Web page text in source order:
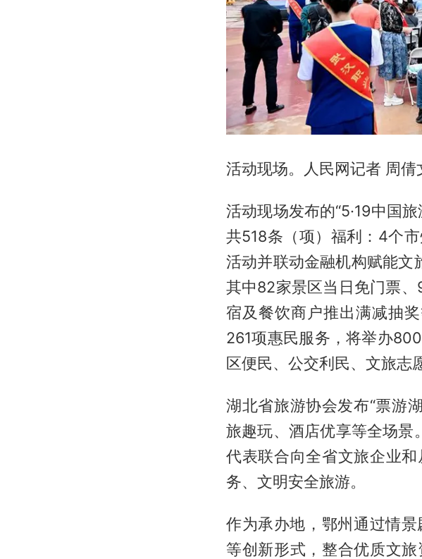
活动现场。人民网记者 周倩
活动现场发布的“5·19中国
共518条（项）福利：4个
活动并联动金融机构赋能文
其中82家景区当日免门票
宿及餐饮商户推出满减抽
261项惠民服务，将举办
区便民、公交利民、文旅志
湖北省旅游协会发布“票游
旅趣玩、酒店优享等全场景
代表联合向全省文旅企业
务、文明安全旅游。
作为承办地，鄂州通过情
等创新形式，整合优质文